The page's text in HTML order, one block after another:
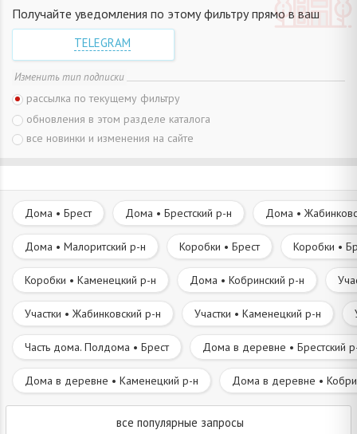
Получайте уведомления по этому фильтру прямо в ваш
TELEGRAM
Изменить тип подписки
рассылка по текущему фильтру
обновления в этом разделе каталога
все новинки и изменения на сайте
Дома • Брест Дома • Брестский р-н Дома •
Дома • Малоритский р-н Коробки • Брест Коробки •
Коробки • Каменецкий р-н Дома • Кобринский р-н
Участки • Жабинковский р-н Участки • Каменецкий р-н
Часть дома. Полдома • Брест Дома в деревне • Брестский
Дома в деревне • Каменецкий р-н Дома в деревне •
все популярные запросы